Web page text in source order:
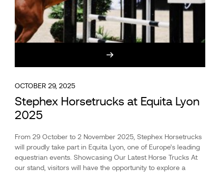
OCTOBER 29, 2025
Stephex Horsetrucks at Equita Lyon
2025
From 29 October to 2 November 2025, Stephex Horsetrucks
will proudly take part in Equita Lyon, one of Europe’s leading
equestrian events. Showcasing Our Latest Horse Trucks At
our stand, visitors will have the opportunity to explore a